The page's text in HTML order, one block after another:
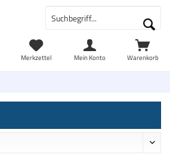
Warenkorb
Merkzettel Mein Konto